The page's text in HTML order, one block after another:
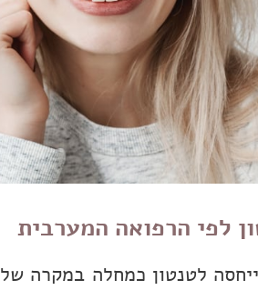
לפי הרפואה המערבית
לטנטון כמחלה במקרה